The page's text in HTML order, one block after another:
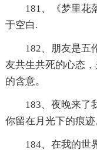
181、《梦里花
于空白.
182、朋友是五
友共生共死的心态
的含意。
183、夜晚来了
你留在月光下的痕迹
184、在我的世